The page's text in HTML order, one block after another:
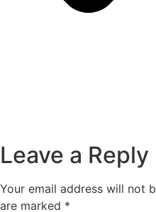
Leave a Reply
Your email address will not
are marked *